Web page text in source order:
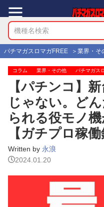
パチマガスロマガFREE 業界・そ
コラム 業界・その他 パチマガス
【パチンコ】
じゃない。ど
られる役モノ
【ガチプロ稼
Written by 永浪
2024.01.20